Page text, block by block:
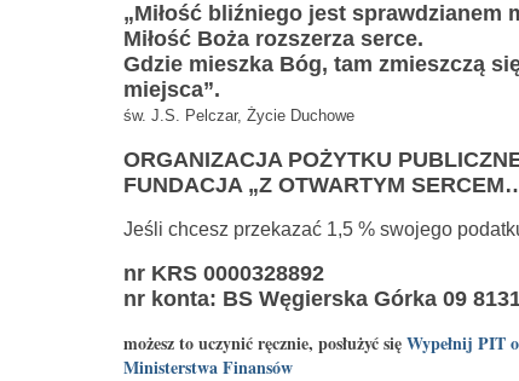
„Miłość bliźniego jest sprawdzianem
Miłość Boża rozszerza serce.
Gdzie mieszka Bóg, tam zmieszczą
miejsca”.
św. J.S. Pelczar, Życie Duchowe
ORGANIZACJA POŻYTKU
FUNDACJA „Z OTWARTYM
Jeśli chcesz przekazać 1,5 % swojego
nr KRS 0000328892
nr konta: BS Węgierska Górka 09
możesz to uczynić ręcznie, posłużyć sięWypełnij PIT
Ministerstwa Finansów